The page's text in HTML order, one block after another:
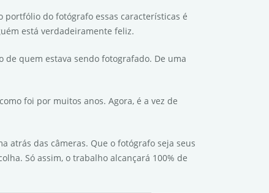
do fotógrafo essas características é
está verdadeiramente feliz.
quem estava sendo fotografado. De uma
foi por muitos anos. Agora, é a vez de
atrás das câmeras. Que o fotógrafo seja seus
Só assim, o trabalho alcançará 100% de